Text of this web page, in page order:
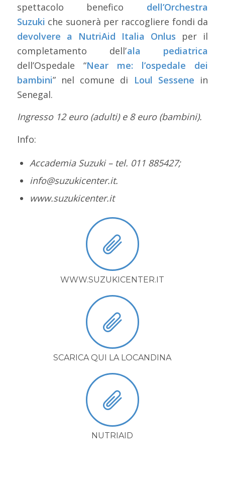
spettacolo benefico dell’Orchestra
Suzuki che suonerà per raccogliere fondi da
devolvere a NutriAid Italia Onlus per il
completamento dell’ala pediatrica
dell’Ospedale “Near me: l’ospedale dei
bambini” nel comune di Loul Sessene in
Senegal.
Ingresso 12 euro (adulti) e 8 euro (bambini).
Info:
Accademia Suzuki – tel. 011 885427;
info@suzukicenter.it.
www.suzukicenter.it
WWW.SUZUKICENTER.IT
SCARICA QUI LA LOCANDINA
NUTRIAID